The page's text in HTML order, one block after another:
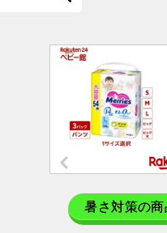
暑さ対策の